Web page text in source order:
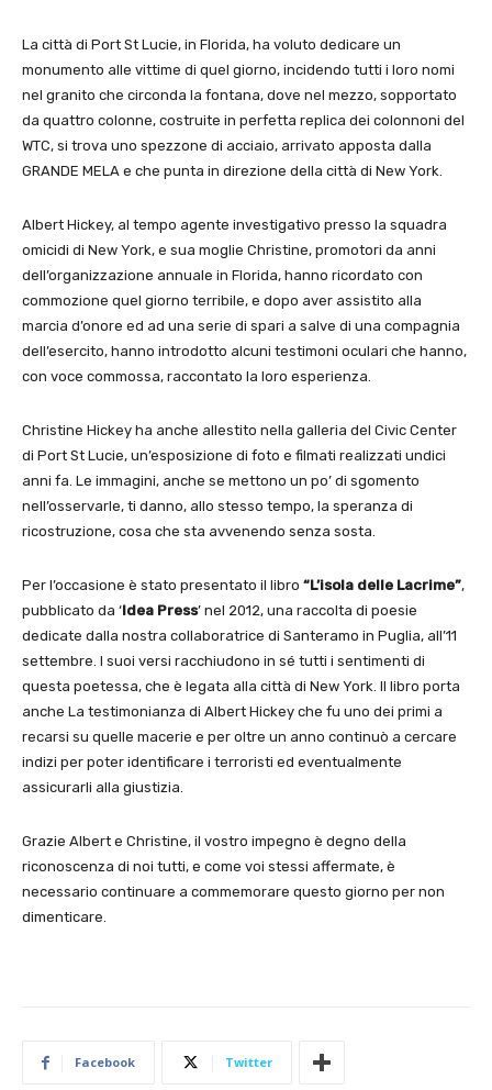
La città di Port St Lucie, in Florida, ha voluto dedicare un
monumento alle vittime di quel giorno, incidendo tutti i loro nomi
nel granito che circonda la fontana, dove nel mezzo, sopportato
da quattro colonne, costruite in perfetta replica dei colonnoni del
WTC, si trova uno spezzone di acciaio, arrivato apposta dalla
GRANDE MELA e che punta in direzione della città di New York.
Albert Hickey, al tempo agente investigativo presso la squadra
omicidi di New York, e sua moglie Christine, promotori da anni
dell’organizzazione annuale in Florida, hanno ricordato con
commozione quel giorno terribile, e dopo aver assistito alla
marcia d’onore ed ad una serie di spari a salve di una compagnia
dell’esercito, hanno introdotto alcuni testimoni oculari che hanno,
con voce commossa, raccontato la loro esperienza.
Christine Hickey ha anche allestito nella galleria del Civic Center
di Port St Lucie, un’esposizione di foto e filmati realizzati undici
anni fa. Le immagini, anche se mettono un po’ di sgomento
nell’osservarle, ti danno, allo stesso tempo, la speranza di
ricostruzione, cosa che sta avvenendo senza sosta.
Per l’occasione è stato presentato il libro “L’isola delle Lacrime”,
pubblicato da ‘Idea Press’ nel 2012, una raccolta di poesie
dedicate dalla nostra collaboratrice di Santeramo in Puglia, all’11
settembre. I suoi versi racchiudono in sé tutti i sentimenti di
questa poetessa, che è legata alla città di New York. Il libro porta
anche La testimonianza di Albert Hickey che fu uno dei primi a
recarsi su quelle macerie e per oltre un anno continuò a cercare
indizi per poter identificare i terroristi ed eventualmente
assicurarli alla giustizia.
Grazie Albert e Christine, il vostro impegno è degno della
riconoscenza di noi tutti, e come voi stessi affermate, è
necessario continuare a commemorare questo giorno per non
dimenticare.
Facebook Twitter